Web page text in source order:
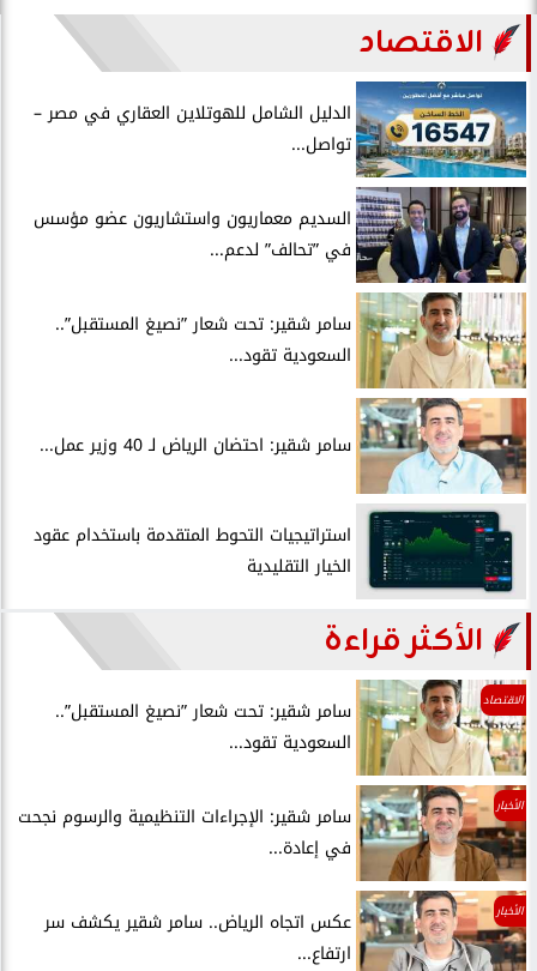
الاقتصاد
الدليل الشامل للهوتلاين العقاري في مصر –
تواصل...
السديم معماريون واستشاريون عضو مؤسس
في ”تحالف” لدعم...
سامر شقير: تحت شعار ”نصيغ المستقبل”..
السعودية تقود...
سامر شقير: احتضان الرياض لـ 40 وزير عمل...
استراتيجيات التحوط المتقدمة باستخدام عقود
الخيار التقليدية
الأكثر قراءة
الاقتصاد
سامر شقير: تحت شعار ”نصيغ المستقبل”..
السعودية تقود...
الأخبار
سامر شقير: الإجراءات التنظيمية والرسوم نجحت
في إعادة...
الأخبار
عكس اتجاه الرياض.. سامر شقير يكشف سر
ارتفاع...